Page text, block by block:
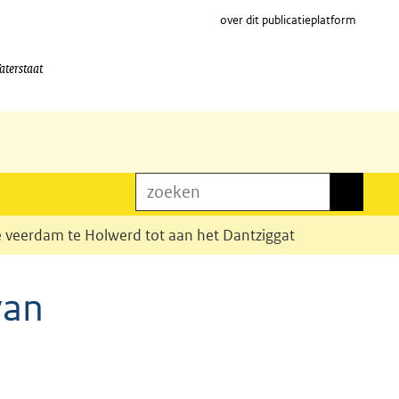
over dit publicatieplatform
zoeken
te Holwerd tot aan het Dantziggat